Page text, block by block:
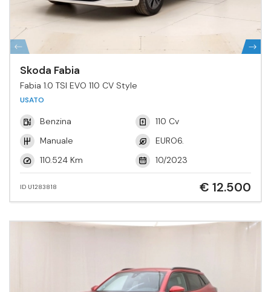
Skoda Fabia
Fabia 1.0 TSI EVO 110 CV Style
USATO
Benzina
110 Cv
Manuale
EURO6.
110.524 Km
10/2023
ID U1283818 € 12.500